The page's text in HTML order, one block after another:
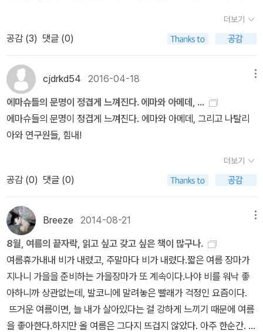
미가 도시에 살게 되면 인명 피해뿐만 아니라 재산 피해도 난다. 미국
은 불개미를 ‘테러리스트’로 비유한다. 불개미가 전자제품 단전 또는
화재를 일으킨 주범이 되기 때문이다. 개미는 가장 대표적인 초개체
(super-individual) 생물이다. 개미 떼는 고도로 분업화된 사회집단
이다. 자기가 맡은 역할이 있는 일개미들은 집단 전체의 생존을 위해
(좀 더 정확히 말하면 번식 능력이 있는 여왕개미를 보호하기 위해)
이타적으로 자기 몸을 던져 희생한다. 개미 떼는 척박한 환경 속
리케인이 휩쓸고 지나간 미국 동남부 지역에 물 위로 둥둥 떠다니는
‘불개미 뗏목’이 발견되기도 했다.[3] 사실 붉은 불개미보다 더 무서
운 녀석이 있다. 아프리카, 라틴아메리카 등 열대 지방에 서식하는 군
대개미다. 《개미제국의 발견》, 《지구의 작은 지배자, 개미》에 군대개
미의 위력을 설명한 내용이 나온다. 군대개미는 붉은 불개미보다 호
전적이며 일반 개미보다 크고 튼튼한 턱을 가지고 있다. 군대개미가
좋아하는 먹이는 바퀴벌레다. 심지어 군대개미 떼는 자신보다 몸집이
큰 전갈도 공격한다. 군대개미는 유목민처럼 이곳저곳 이동하면서 생
활한다. 그래서 개미집을 만들지 않는다. 이 녀석들은 전술도 사용할
이거든요. ㅎㅎ 뒷얘기 궁금해서 잠 못자는 병에 걸릴지도 몰라서 시
간 여유 있을 때 정독해야겠습니다.
더보기
공감 (3) 댓글 (0)
cjdrkd54 2016-04-18
에마슈들의 문명이 정겹게 느껴진다. 에마와 아메데, ...
에마슈들의 문명이 정겹게 느껴진다. 에마와 아메데, 그리고 나탈리
아와 연구원들, 힘내!
더보기
공감 (0) 댓글 (0)
Breeze 2014-08-21
8월, 여름의 끝자락, 읽고 싶고 갖고 싶은 책이 많구나.
여름휴가내내 비가 내렸고, 주말마다 비가 내렸다.짧은 여름 장마가
지나니 가을을 준비하는 가을장마가 또 계속이다.나야 비를 워낙 좋
아하니까 상관없는데, 발코니에 말려놓은 빨래가 걱정인 요즘이다.
뜨거운 여름이면, 늘 내가 살아있다는 걸 강하게 느끼기 때문에 여름
을 좋아한다.하지만 올 여름은 그다지 뜨겁지 않았다. 아주 한순간. 안